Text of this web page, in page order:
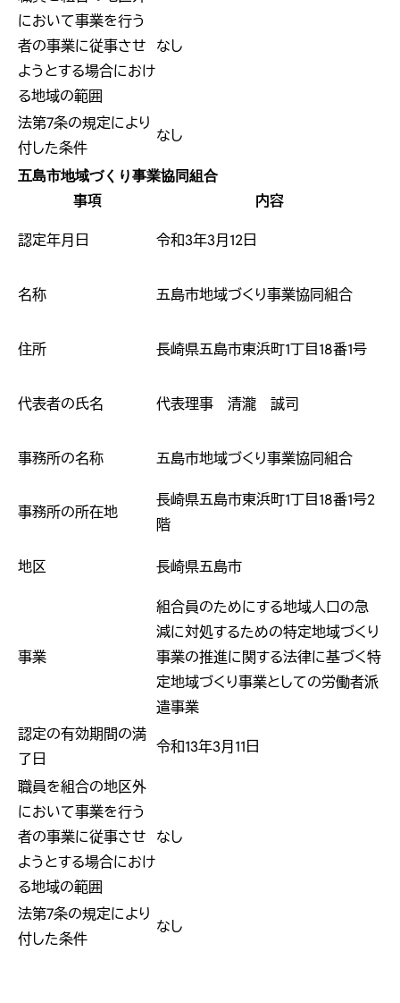
において事業を行う
者の事業に従事させ
ようとする場合におけ
る地域の範囲
なし
法第7条の規定により
付した条件
なし
五島市地域づくり事業協同組合
事項 内容
認定年月日 令和3年3月12日
名称 五島市地域づくり事業協同組合
住所 長崎県五島市東浜町1丁目18番1号
代表者の氏名 代表理事 清瀧 誠司
事務所の名称 五島市地域づくり事業協同組合
事務所の所在地
長崎県五島市東浜町1丁目18番1号2
階
地区 長崎県五島市
事業
組合員のためにする地域人口の急
減に対処するための特定地域づくり
事業の推進に関する法律に基づく特
定地域づくり事業としての労働者派
遣事業
認定の有効期間の満
了日
令和13年3月11日
職員を組合の地区外
において事業を行う
者の事業に従事させ
ようとする場合におけ
る地域の範囲
なし
法第7条の規定により
付した条件
なし